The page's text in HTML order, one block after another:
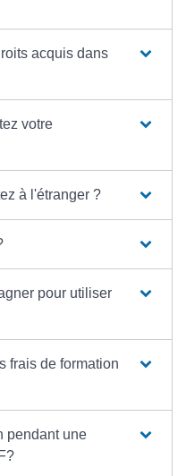
acquis dans
votre
à l'étranger ?
pour utiliser
frais de formation
pendant une